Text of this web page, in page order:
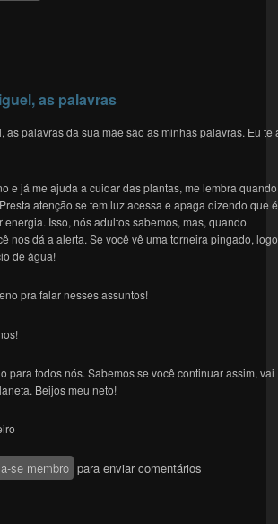
as palavras
as palavras da sua mãe são as minhas palavras. Eu te
e já me ajuda a cuidar das plantas, me lembra
atenção se tem luz acessa e apaga dizendo que é
energia. Isso, nós adultos sabemos, mas, quando
nos dá a alerta. Se você vê uma torneira pingado, logo
de água!
pra falar nesses assuntos!
para todos nós. Sabemos se você continuar assim, vai
Beijos meu neto!
se membro para enviar comentários